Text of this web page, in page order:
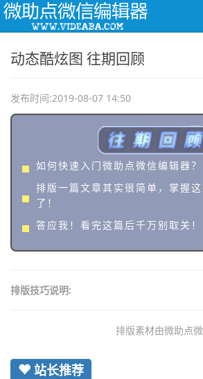
动态酷炫图 往期回顾
发布时间:2019-08-07 14:50
如何快速入门微助点微信编辑器？
排版一篇文章其实很简单，掌握
了！
答应我！看完这篇后千万别取关！
排版技巧说明:
排版素材由微助点
站长推荐